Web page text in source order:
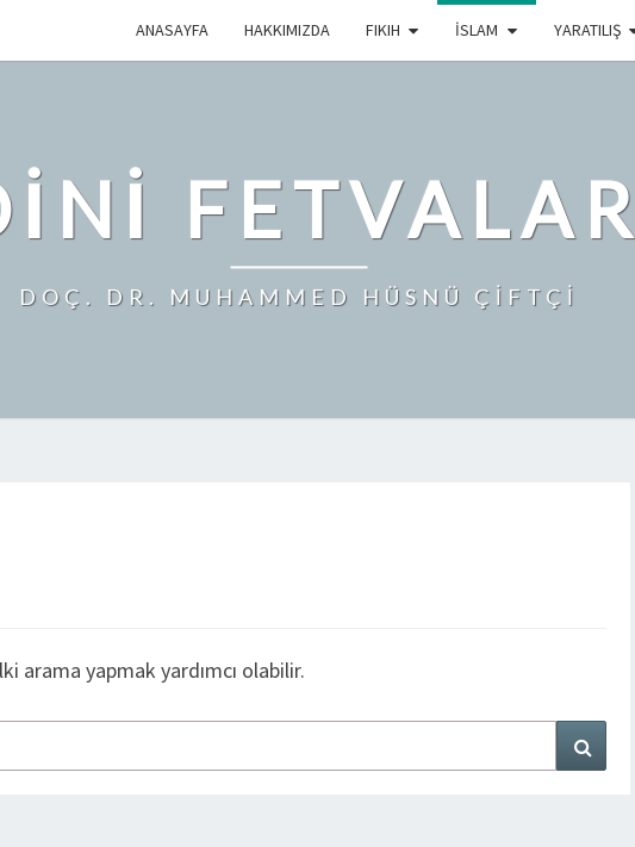
ANASAYFA HAKKIMIZDA FIKIH İSLAM YARATILIŞ
FETVALAR
DOÇ. DR. MUHAMMED HÜSNÜ ÇİFTÇİ
arama yapmak yardımcı olabilir.